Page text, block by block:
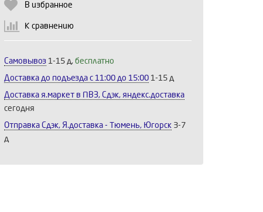
В избранное
К сравнению
Самовывоз 1-15 д, бесплатно
Доставка до подъезда c 11:00 до 15:00 1-15 д
Доставка я.маркет в ПВЗ, Сдэк, яндекс.доставка
сегодня
Отправка Сдэк, Я.доставка - Тюмень, Югорск 3-7
д